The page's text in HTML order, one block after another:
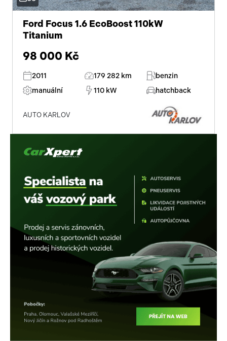
zadní stěrač
alu kola
el. zrcátka
senzor stěračů
el. okna
tónovaná skla
centrál dálkový
dělená zadní sedadla
posilovač řízení
stabilizace podvozku (ESP)
protiprokluzový systém kol (ASR)
ABS
tempomat
Ford Focus 1.6 EcoBoost 110kW
Titanium
98 000 Kč
2011 179 282 km
benzin
manuální
110 kW hatchback
AUTO KARLOV